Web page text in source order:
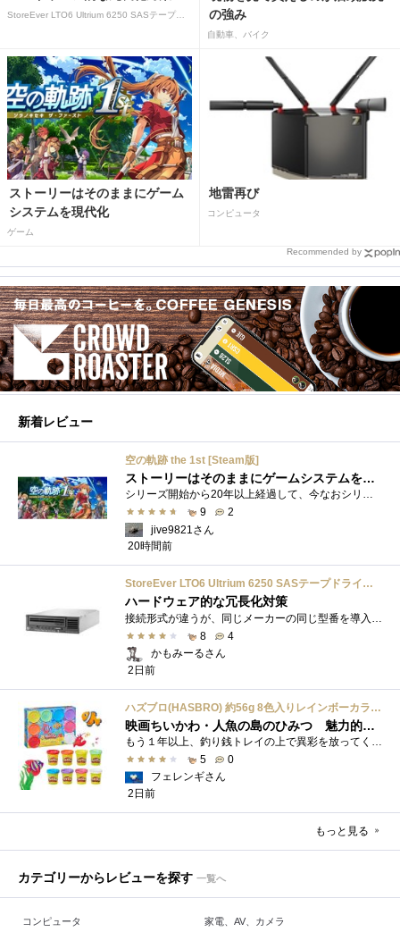
の強み
自動車、バイク
ストーリーはそのままにゲーム
システムを現代化
ゲーム
地雷再び
コンピュータ
Recommended by
新着レビュー
空の軌跡 the 1st [Steam版]
ストーリーはそのままにゲームシステムを現代化
シリーズ開始から20年以上経過して、今なおシリーズの完結が見えてこない日本ファルコムのストーリーRPG、「英雄伝説軌跡シリーズ」。シリーズ...
9
2
jive9821さん
20時間前
StoreEver LTO6 Ultrium 6250 SASテープドライブ(内蔵型)
ハードウェア的な冗長化対策
接続形式が違うが、同じメーカーの同じ型番を導入しています。製品としてのレビューは下記の方で行っています。いざ使おうとしたときに故障�...
8
4
かもみーるさん
2日前
ハズブロ(HASBRO) 約56g 8色入りレインボーカラーのプレイ・ドー、新学期用品、2才以上のプリスクールの子供向け、子供向けのアート&クラフト 粘土 ねんど、こどもの日、子供の日プレゼント
映画ちいかわ・人魚の島のひみつ 魅力的なビラン：セイレーンを造ってみた
もう１年以上、釣り銭トレイの上で異彩を放ってくれたミャクミャクのマグネット 映画ちいかわ人魚の島のひみつを鑑賞後、素敵なビランのセイ...
5
0
フェレンギさん
2日前
もっと見る
カテゴリーからレビューを探す 一覧へ
コンピュータ 家電、AV、カメラ